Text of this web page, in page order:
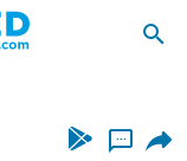
...